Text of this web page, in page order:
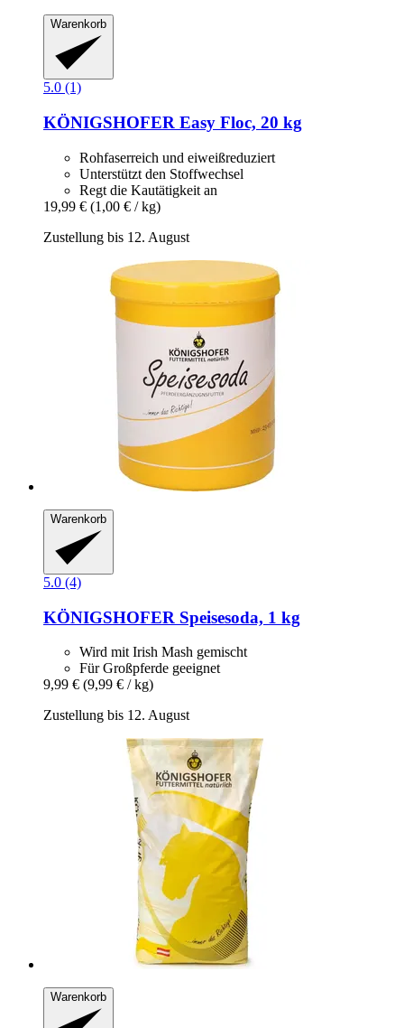
Warenkorb
5.0 (1)
KÖNIGSHOFER Easy Floc, 20 kg
Rohfaserreich und eiweißreduziert
Unterstützt den Stoffwechsel
Regt die Kautätigkeit an
19,99 € (1,00 € / kg)
Zustellung bis 12. August
Warenkorb
5.0 (4)
KÖNIGSHOFER Speisesoda, 1 kg
Wird mit Irish Mash gemischt
Für Großpferde geeignet
9,99 € (9,99 € / kg)
Zustellung bis 12. August
Warenkorb